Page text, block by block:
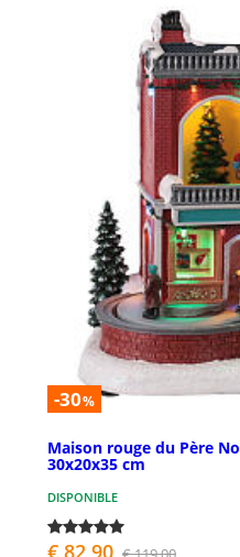
-30%
Maison rouge du Père
30x20x35 cm
DISPONIBLE
€ 82,90